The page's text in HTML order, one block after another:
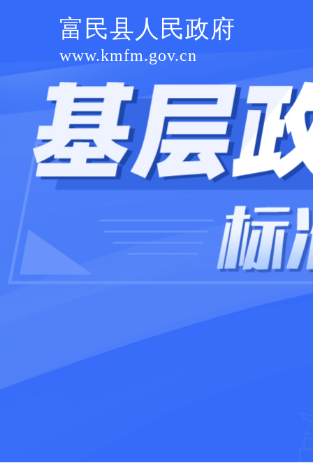
富民县人民政府
www.kmfm.gov.cn